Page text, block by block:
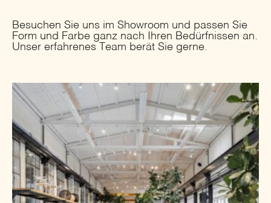
Besuchen Sie uns im Showroom und passen Sie
Form und Farbe ganz nach Ihren Bedürfnissen an.
Unser erfahrenes Team berät Sie gerne.